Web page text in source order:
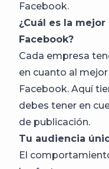
Facebook.
¿Cuál es la
Facebook?
Cada empresa
en cuanto al
Facebook. Aquí
debes tener en
de publicación.
Tu audiencia
El